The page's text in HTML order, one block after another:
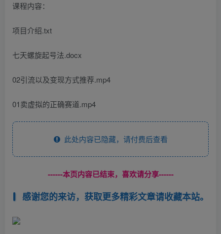
课程内容：
项目介绍.txt
七天螺旋起号法.docx
02引流以及变现方式推荐.mp4
01卖虚拟的正确赛道.mp4
此处内容已隐藏，请付费后查看
------本页内容已结束，喜欢请分享------
感谢您的来访，获取更多精彩文章请收藏本站。